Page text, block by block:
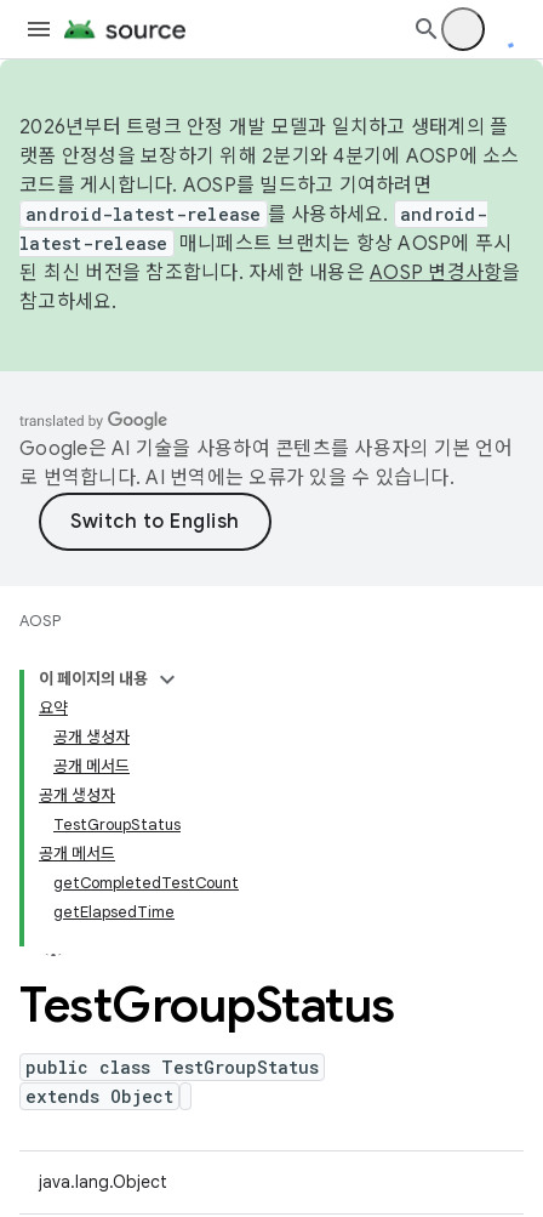
2026년부터 트렁크 안정 개발 모델과 일치하고 생태계의 플
랫폼 안정성을 보장하기 위해 2분기와 4분기에 AOSP에 소스
코드를 게시합니다. AOSP를 빌드하고 기여하려면
android-latest-release 를 사용하세요.
android-
latest-release
매니페스트 브랜치는 항상 AOSP에 푸시
된 최신 버전을 참조합니다. 자세한 내용은 AOSP 변경사항을
참고하세요.
Google은 AI 기술을 사용하여 콘텐츠를 사용자의 기본 언어
로 번역합니다. AI 번역에는 오류가 있을 수 있습니다.
AOSP
이 페이지의 내용
요약
공개 생성자
공개 메서드
공개 생성자
TestGroupStatus
공개 메서드
getCompletedTestCount
getElapsedTime
TestGroupStatus
public class TestGroupStatus
extends Object
java.lang.Object